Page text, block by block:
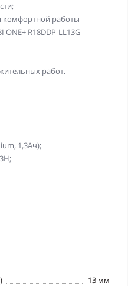
комфортной работы
R18DDP-LL13G
работ.
1,3Ач);
13 мм